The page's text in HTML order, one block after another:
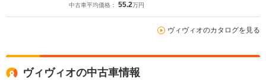
中古車平均価格： 55.2万円
ヴィヴィオのカタログを見る
ヴィヴィオの中古車情報